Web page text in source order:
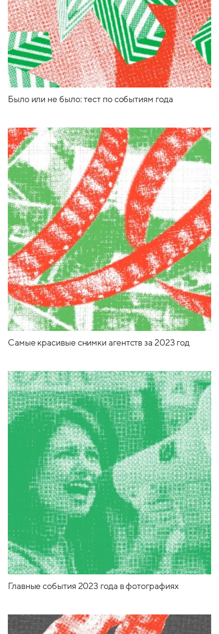
Было или не было: тест по событиям года
Cамые красивые снимки агентств за 2023 год
Главные события 2023 года в фотографиях